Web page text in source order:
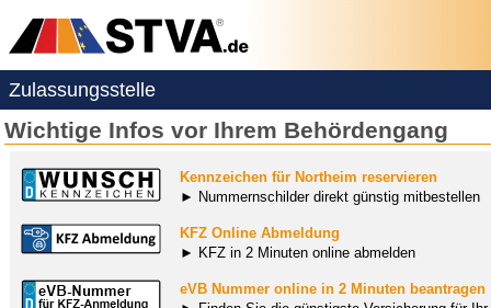
Zulassungsstelle
Wichtige Infos vor Ihrem Behördengang
Kennzeichen für Northeim reservieren
► Nummernschilder direkt günstig mitbestellen
KFZ Online Abmeldung
► KFZ in 2 Minuten online abmelden
eVB Nummer online in 2 Minuten beantragen